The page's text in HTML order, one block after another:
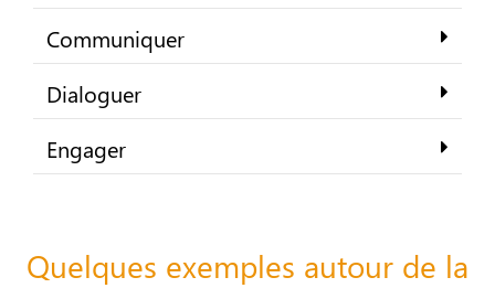
Communiquer
Dialoguer
Engager
Quelques exemples autour de la